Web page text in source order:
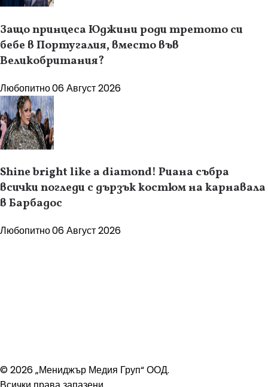
Защо принцеса Юджини роди третото си
бебе в Португалия, вместо във
Великобритания?
Любопитно06 Август 2026
Shine bright like a diamond! Риана събра
всички погледи с дързък костюм на карнавала
в Барбадос
Любопитно06 Август 2026
© 2026 „Мениджър Медия Груп“ ООД.